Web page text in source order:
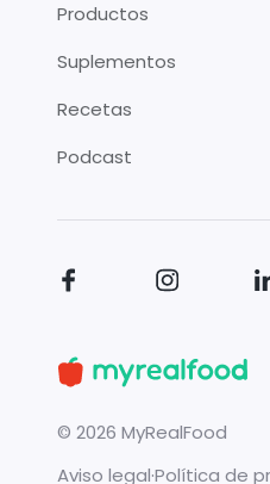
Productos
Suplementos
Recetas
Podcast
© 2026 MyRealFood
Aviso legal·Política de